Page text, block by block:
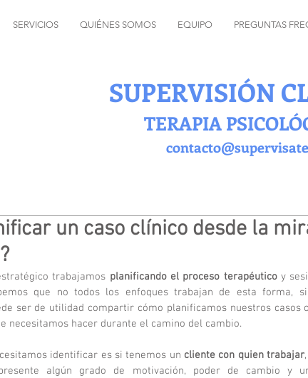
SERVICIOS QUIÉNES SOMOS EQUIPO PREGUNTAS
SUPERVISIÓN
TERAPIA
un caso clínico desde la
trabajamos planificando el proceso terapéutico y
que no todos los enfoques trabajan de esta forma,
ser de utilidad compartir cómo planificamos nuestros casos
necesitamos hacer durante el camino del cambio.
identificar es si tenemos un cliente con quien trabajar
algún grado de motivación, poder de cambio y